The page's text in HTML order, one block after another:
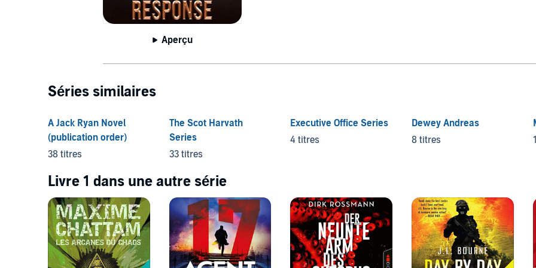
Aperçu
Séries similaires
A Jack Ryan Novel
(publication order)
38 titres
The Scot Harvath
Series
33 titres
Executive Office Series
4 titres
Dewey Andreas
8 titres
Livre 1 dans une autre série